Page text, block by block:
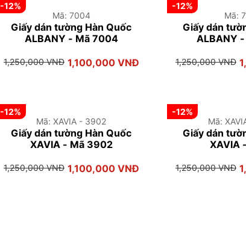
-12%
Mã: 7004
Giấy dán tường Hàn Quốc
ALBANY - Mã 7004
1,250,000 VNĐ 1,100,000 VNĐ
-12%
Mã:
Giấy dán
ALBANY
1,250,000 VNĐ
-12%
Mã: XAVIA - 3902
Giấy dán tường Hàn Quốc
XAVIA - Mã 3902
1,250,000 VNĐ 1,100,000 VNĐ
-12%
Mã:
Giấy dán
XAVIA
1,250,000 VNĐ